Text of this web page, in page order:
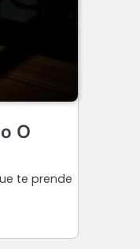
O
te prende